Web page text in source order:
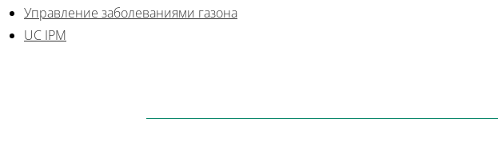
Управление заболеваниями газона
UC IPM